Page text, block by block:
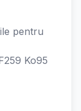
pentru
Ko95